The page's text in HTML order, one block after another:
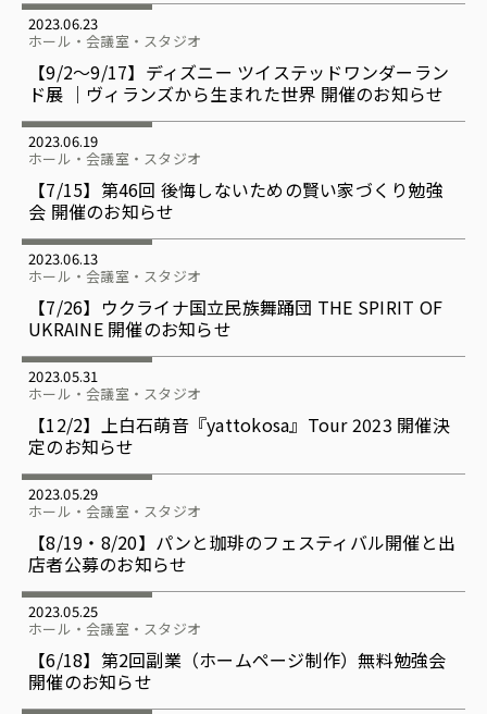
2023.06.23
ホール・会議室・スタジオ
【9/2〜9/17】ディズニー ツイステッドワンダーラン
ド展 ｜ヴィランズから生まれた世界 開催のお知らせ
2023.06.19
ホール・会議室・スタジオ
【7/15】第46回 後悔しないための賢い家づくり勉強
会 開催のお知らせ
2023.06.13
ホール・会議室・スタジオ
【7/26】ウクライナ国立民族舞踊団 THE SPIRIT OF
UKRAINE 開催のお知らせ
2023.05.31
ホール・会議室・スタジオ
【12/2】上白石萌音『yattokosa』Tour 2023 開催決
定のお知らせ
2023.05.29
ホール・会議室・スタジオ
【8/19・8/20】パンと珈琲のフェスティバル開催と出
店者公募のお知らせ
2023.05.25
ホール・会議室・スタジオ
【6/18】第2回副業（ホームページ制作）無料勉強会
開催のお知らせ